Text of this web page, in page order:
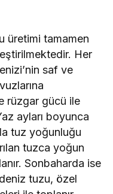
üretimi tamamen
Her
saf ve
rüzgar gücü ile
ayları boyunca
tuz yoğunluğu
tuzca yoğun
Sonbaharda ise
tuzu, özel